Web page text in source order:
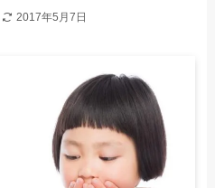
2017年5月7日